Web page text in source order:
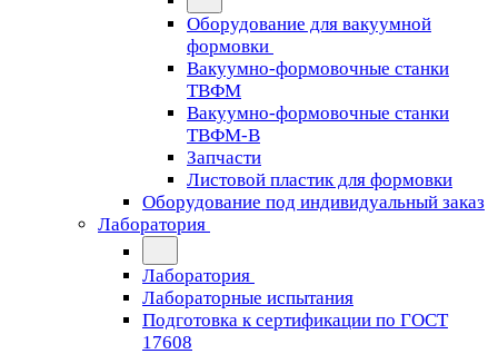
Оборудование для вакуумной
формовки
Вакуумно-формовочные станки
ТВФМ
Вакуумно-формовочные станки
ТВФМ-В
Запчасти
Листовой пластик для формовки
Оборудование под индивидуальный заказ
Лаборатория
Лаборатория
Лабораторные испытания
Подготовка к сертификации по ГОСТ
17608